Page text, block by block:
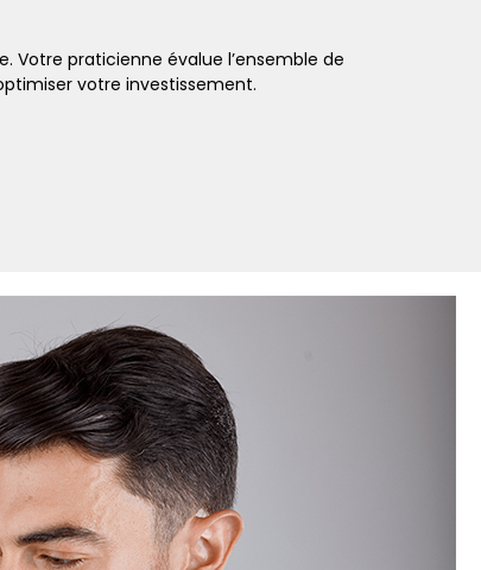
praticienne évalue l’ensemble de
votre investissement.